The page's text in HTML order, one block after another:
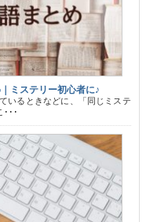
ミステリー初心者に♪
いるときなどに、「同じミステ
･･･